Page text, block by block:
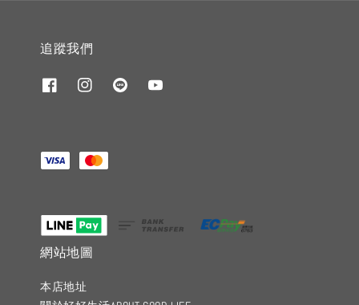
追蹤我們
網站地圖
本店地址